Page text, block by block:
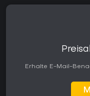
Erhalte E-Mail-